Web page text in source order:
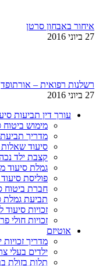
איחור באבחון סרטן
27 ביוני 2016
רשלנות רפואית – אורתופד
27 ביוני 2016
עורך דין תביעות
מימוש ביטוח
מדריך תביעת
סיעוד
קצבת ילד
גמלת סיעוד
פוליסת
חברת ביטוח
תביעת גמלת
זכויות
זכויות חולי
אוטיזם
מדריך
ילדים בעלי
תלות בזולת